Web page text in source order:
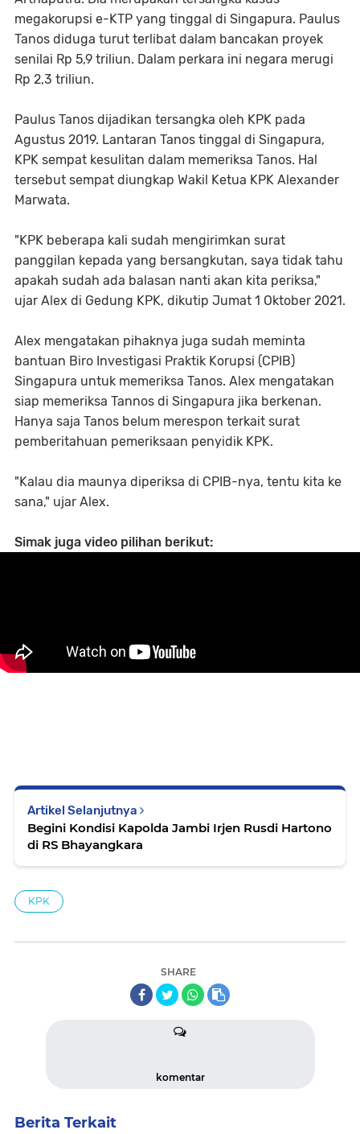
megakorupsi e-KTP yang tinggal di Singapura. Paulus
Tanos diduga turut terlibat dalam bancakan proyek
senilai Rp 5,9 triliun. Dalam perkara ini negara merugi
Rp 2,3 triliun.
Paulus Tanos dijadikan tersangka oleh KPK pada
Agustus 2019. Lantaran Tanos tinggal di Singapura,
KPK sempat kesulitan dalam memeriksa Tanos. Hal
tersebut sempat diungkap Wakil Ketua KPK Alexander
Marwata.
"KPK beberapa kali sudah mengirimkan surat
panggilan kepada yang bersangkutan, saya tidak tahu
apakah sudah ada balasan nanti akan kita periksa,"
ujar Alex di Gedung KPK, dikutip Jumat 1 Oktober 2021.
Alex mengatakan pihaknya juga sudah meminta
bantuan Biro Investigasi Praktik Korupsi (CPIB)
Singapura untuk memeriksa Tanos. Alex mengatakan
siap memeriksa Tannos di Singapura jika berkenan.
Hanya saja Tanos belum merespon terkait surat
pemberitahuan pemeriksaan penyidik KPK.
"Kalau dia maunya diperiksa di CPIB-nya, tentu kita ke
sana," ujar Alex.
Simak juga video pilihan berikut:
Artikel Selanjutnya
Begini Kondisi Kapolda Jambi Irjen Rusdi Hartono
di RS Bhayangkara
KPK
SHARE
komentar
Berita Terkait